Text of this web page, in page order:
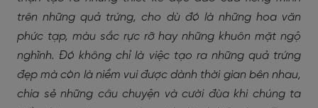
trên những quả trứng, cho dù đó là những hoa văn
phức tạp, màu sắc rực rỡ hay những khuôn mặt ngộ
nghĩnh. Đó không chỉ là việc tạo ra những quả trứng
đẹp mà còn là niềm vui được dành thời gian bên nhau,
chia sẻ những câu chuyện và cười đùa khi chúng ta